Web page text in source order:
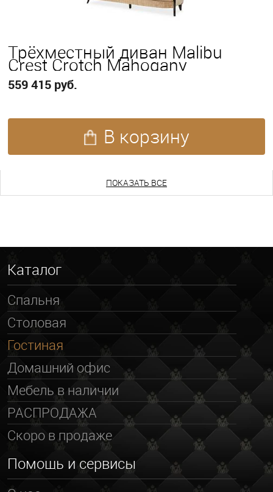
Трёхместный диван Malibu
Crest Crotch Mahogany
559 415 руб.
В корзину
ПОКАЗАТЬ ЕЩЕ
ПОКАЗАТЬ ВСЕ
Каталог
Спальня
Столовая
Гостиная
Домашний офис
Мебель в наличии
РАСПРОДАЖА
Скоро в продаже
Помощь и сервисы